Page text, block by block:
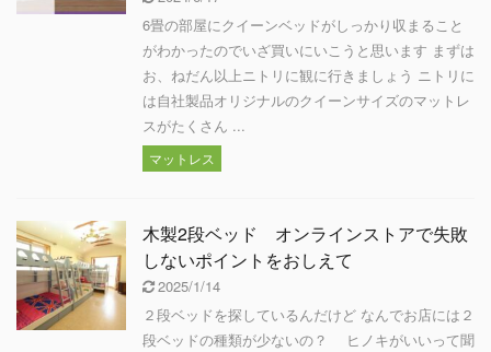
6畳の部屋にクイーンベッドがしっかり収まること
がわかったのでいざ買いにいこうと思います まずは
お、ねだん以上ニトリに観に行きましょう ニトリに
は自社製品オリジナルのクイーンサイズのマットレ
スがたくさん ...
マットレス
木製2段ベッド オンラインストアで失敗
しないポイントをおしえて
2025/1/14
２段ベッドを探しているんだけど なんでお店には２
段ベッドの種類が少ないの？ ヒノキがいいって聞